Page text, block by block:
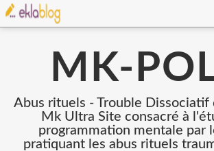
MK-
Abus rituels - Trouble
Mk Ultra Site consacré à
programmation mentale par
pratiquant les abus rituels